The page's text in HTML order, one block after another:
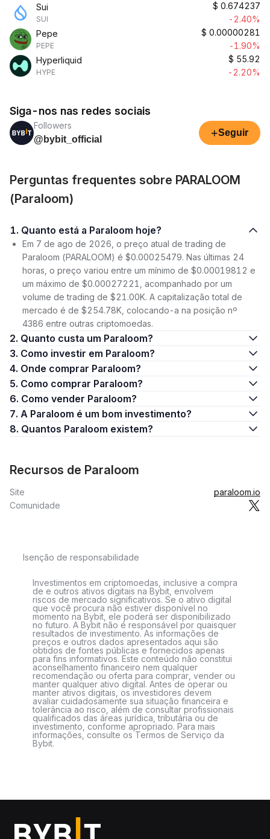
Sui
SUI
$ 0.674237
-2.40%
Pepe
PEPE
$ 0.00000281
-1.90%
Hyperliquid
HYPE
$ 55.92
-2.20%
Siga-nos nas redes sociais
Followers
@bybit_official
+Seguir
Perguntas frequentes sobre PARALOOM
(Paraloom)
1. Quanto está a Paraloom hoje?
Em 7 de ago de 2026, o preço atual de trading de
Paraloom (PARALOOM) é $0.00025479. Nas últimas 24
horas, o preço variou entre um mínimo de $0.00019812 e
um máximo de $0.00027221, acompanhado por um
volume de trading de $21.00K. A capitalização total de
mercado é de $254.78K, colocando-a na posição nº
4386 entre outras criptomoedas.
2. Quanto custa um Paraloom?
3. Como investir em Paraloom?
4. Onde comprar Paraloom?
5. Como comprar Paraloom?
6. Como vender Paraloom?
7. A Paraloom é um bom investimento?
8. Quantos Paraloom existem?
Recursos de Paraloom
Site
paraloom.io
Comunidade
Isenção de responsabilidade
Investimentos em criptomoedas, inclusive a compra
de e outros ativos digitais na Bybit, envolvem
riscos de mercado significativos. Se o ativo digital
que você procura não estiver disponível no
momento na Bybit, ele poderá ser disponibilizado
no futuro. A Bybit não é responsável por quaisquer
resultados de investimento. As informações de
preços e outros dados apresentados aqui são
obtidos de fontes públicas e fornecidos apenas
para fins informativos. Este conteúdo não constitui
aconselhamento financeiro nem qualquer
recomendação ou oferta para comprar, vender ou
manter qualquer ativo digital. Antes de operar ou
manter ativos digitais, os investidores devem
avaliar cuidadosamente sua situação financeira e
tolerância ao risco, além de consultar profissionais
qualificados das áreas jurídica, tributária ou de
investimento, conforme apropriado. Para mais
informações, consulte os Termos de Serviço da
Bybit.